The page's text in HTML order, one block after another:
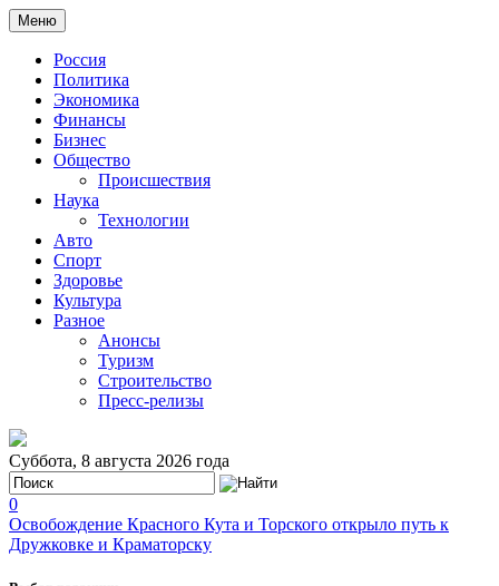
Меню
Россия
Политика
Экономика
Финансы
Бизнес
Общество
Происшествия
Наука
Технологии
Авто
Спорт
Здоровье
Культура
Разное
Анонсы
Туризм
Строительство
Пресс-релизы
Суббота, 8 августа 2026 года
0
Освобождение Красного Кута и Торского открыло путь к
Дружковке и Краматорску